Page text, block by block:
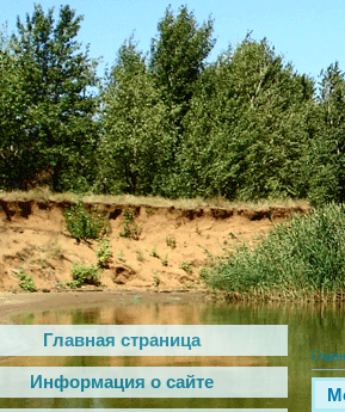
Главная страница
Информация о сайте